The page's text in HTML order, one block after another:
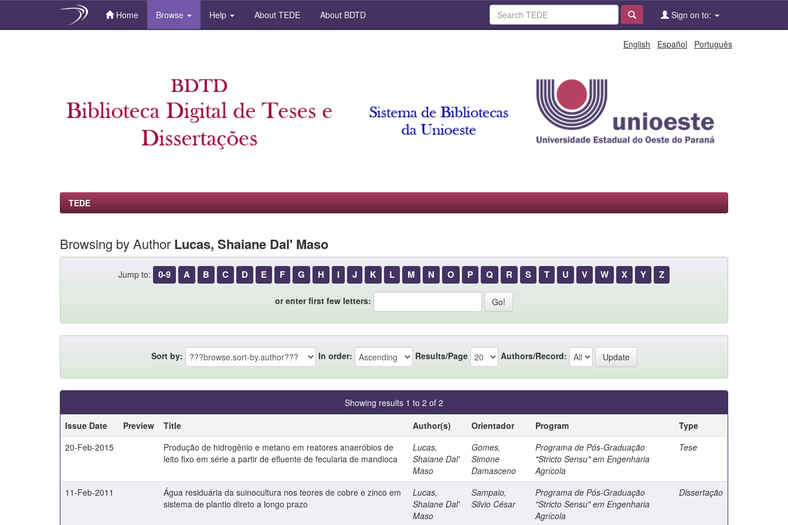
Home Browse Help About TEDE About BDTD Sign on to:
English Español Português
TEDE
Browsing by Author Lucas, Shaiane Dal' Maso
Jump to: 0-9 A B C D E F G H I J K L M N O P Q R S T U V W X Y Z
or enter first few letters:
Sort by: In order: Results/Page Authors/Record:
Showing results 1 to 2 of 2
Issue Date
Preview Title Author(s) Orientador Program
Type
20-Feb-2015
Produção de hidrogênio e metano em reatores anaeróbios de
leito fixo em série a partir de efluente de fecularia de mandioca
Lucas,
Shaiane Dal'
Maso
Gomes,
Simone
Damasceno
Programa de Pós-Graduação
"Stricto Sensu" em Engenharia
Agrícola
Tese
11-Feb-2011
Água residuária da suinocultura nos teores de cobre e zinco em
sistema de plantio direto a longo prazo
Lucas,
Shaiane Dal'
Maso
Sampaio,
Silvio César
Programa de Pós-Graduação
"Stricto Sensu" em Engenharia
Agrícola
Dissertação